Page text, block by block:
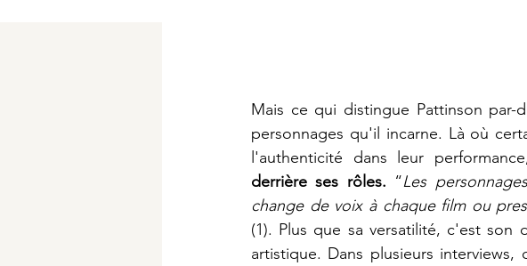
Mais ce qui distingue Pattinson
personnages qu'il incarne. Là où
l'authenticité dans leur
derrière ses rôles. “Les
change de voix à chaque film ou
(1). Plus que sa versatilité, c'est
artistique. Dans plusieurs